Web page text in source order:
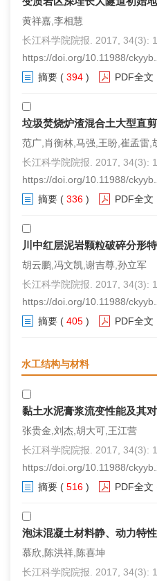
黄祥嘉,李相慧
长江科学院院报. 2017, 34(3):
https://doi.org/10.11988/
摘要 ( 394 ) PDF全文
垃圾焚烧炉渣混合土大型直
范广,肖衡林,马强,王盼,崔孟雷,
长江科学院院报. 2017, 34(3):
https://doi.org/10.11988/
摘要 ( 336 ) PDF全文
川中红层泥岩颗粒破碎分形
胡云鹏,冯文凯,谢吉尊,孙立军
长江科学院院报. 2017, 34(3):
https://doi.org/10.11988/
摘要 ( 405 ) PDF全文
水工结构与材料
黏土水泥膏浆流变性能及其
张贵金,刘杰,胡大可,王江营
长江科学院院报. 2017, 34(3):
https://doi.org/10.11988/
摘要 ( 516 ) PDF全文
泡沫混凝土材料静、动力特
慕欣,陈洪祥,陈喜坤
长江科学院院报. 2017, 34(3):